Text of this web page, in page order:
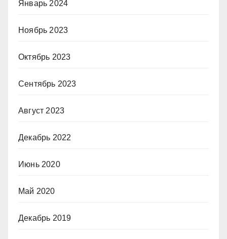
Январь 2024
Ноябрь 2023
Октябрь 2023
Сентябрь 2023
Август 2023
Декабрь 2022
Июнь 2020
Май 2020
Декабрь 2019